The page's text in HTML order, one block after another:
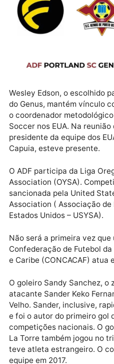
jogadores de futebol do
Wesley Edson, o
do Genus, mantém
o coordenador
presidente da equipe dos
Capuia, esteve presente.
Association (OYSA).
sancionada pela United
Association ( Associação
Estados Unidos –
Não será a primeira vez
Confederação de